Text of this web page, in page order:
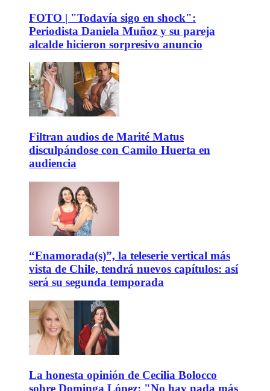
FOTO | "Todavía sigo en shock":
Periodista Daniela Muñoz y su pareja
alcalde hicieron sorpresivo anuncio
Filtran audios de Marité Matus
disculpándose con Camilo Huerta en
audiencia
“Enamorada(s)”, la teleserie vertical más
vista de Chile, tendrá nuevos capítulos: así
será su segunda temporada
La honesta opinión de Cecilia Bolocco
sobre Dominga López: "No hay nada más